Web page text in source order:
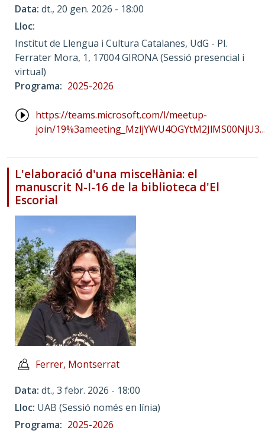
Data dt., 20 gen. 2026 - 18:00
Lloc
Institut de Llengua i Cultura Catalanes, UdG - Pl.
Ferrater Mora, 1, 17004 GIRONA (Sessió presencial i
virtual)
Programa
2025-2026
https://teams.microsoft.com/l/meetup-
join/
L'elaboració d'una miscel·lània: el
manuscrit N-I-16 de la biblioteca d'El
Escorial
Ferrer, Montserrat
Data dt., 3 febr. 2026 - 18:00
Lloc UAB (Sessió només en línia)
Programa
2025-2026